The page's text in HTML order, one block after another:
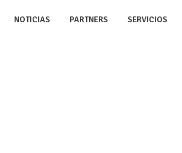
NOTICIAS PARTNERS SERVICIOS